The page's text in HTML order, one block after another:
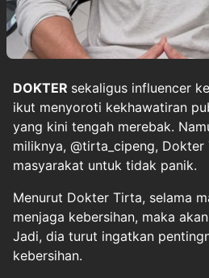
DOKTER sekaligus influencer
ikut menyoroti kekhawatiran
yang kini tengah merebak.
miliknya, @tirta_cipeng,
masyarakat untuk tidak panik.
Menurut Dokter Tirta, selama
menjaga kebersihan, maka
Jadi, dia turut ingatkan
kebersihan.